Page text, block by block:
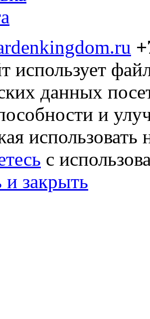
использует
данных
и
использовать
с
закрыть